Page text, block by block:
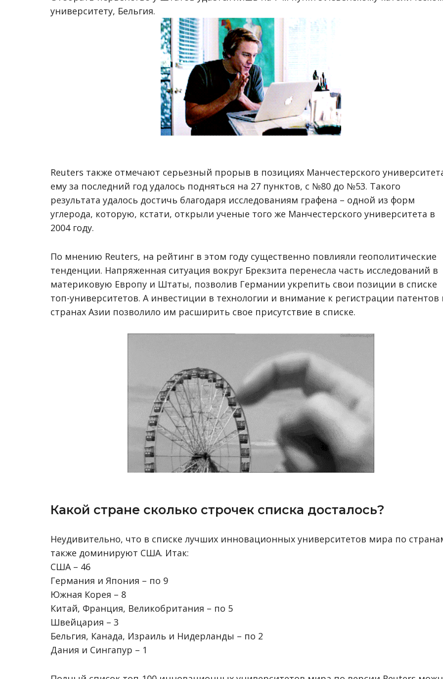
университету, Бельгия.
Reuters также отмечают серьезный прорыв в позициях Манчестерского
ему за последний год удалось подняться на 27 пунктов, с №80 до №53. Такого
результата удалось достичь благодаря исследованиям графена – одной из форм
углерода, которую, кстати, открыли ученые того же Манчестерского университета в
2004 году.
По мнению Reuters, на рейтинг в этом году существенно повлияли геополитические
тенденции. Напряженная ситуация вокруг Брекзита перенесла часть исследований в
материковую Европу и Штаты, позволив Германии укрепить свои позиции в списке
топ-университетов. А инвестиции в технологии и внимание к регистрации патентов
странах Азии позволило им расширить свое присутствие в списке.
Какой стране сколько строчек списка досталось?
Неудивительно, что в списке лучших инновационных университетов мира по
также доминируют США. Итак:
США – 46
Германия и Япония – по 9
Южная Корея – 8
Китай, Франция, Великобритания – по 5
Швейцария – 3
Бельгия, Канада, Израиль и Нидерланды – по 2
Дания и Сингапур – 1